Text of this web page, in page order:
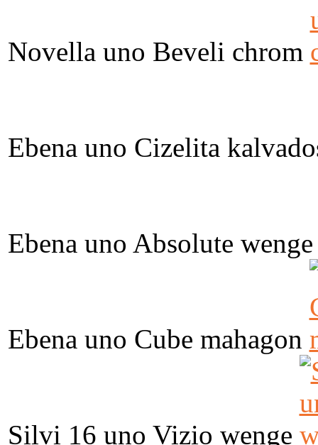
Novella uno Beveli chrom
Ebena uno Cizelita
Ebena uno Absolute wenge
Ebena uno Cube mahagon
Silvi 16 uno Vizio wenge